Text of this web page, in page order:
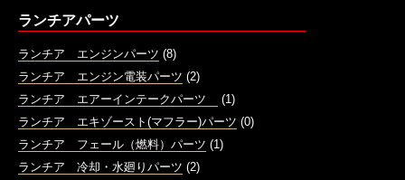
ランチアパーツ
ランチア エンジンパーツ (8)
ランチア エンジン電装パーツ (2)
ランチア エアーインテークパーツ
(1)
ランチア エキゾースト(マフラー)パーツ (0)
ランチア フェール（燃料）パーツ (1)
ランチア 冷却・水廻りパーツ (2)